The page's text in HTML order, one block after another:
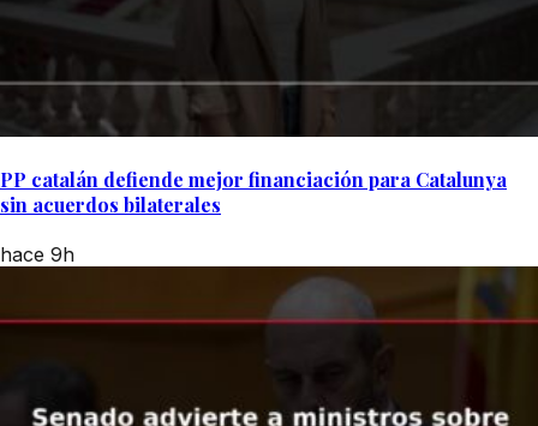
PP catalán defiende mejor financiación para Catalunya
sin acuerdos bilaterales
hace 9h